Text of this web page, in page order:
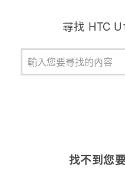
尋找 HTC
找不到您